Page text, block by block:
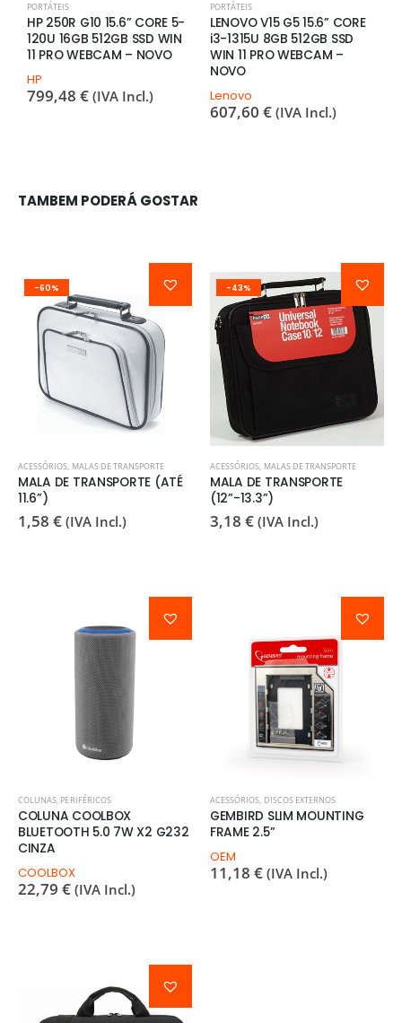
PORTÁTEIS
HP 250R G10 15.6” CORE 5-
120U 16GB 512GB SSD WIN
11 PRO WEBCAM – NOVO
HP
799,48 € (IVA Incl.)
PORTÁTEIS
LENOVO V15 G5 15.6” CORE
i3-1315U 8GB 512GB SSD
WIN 11 PRO WEBCAM –
NOVO
Lenovo
607,60 € (IVA Incl.)
TAMBEM PODERÁ GOSTAR
-60%
ACESSÓRIOS, MALAS DE TRANSPORTE
MALA DE TRANSPORTE (ATÉ
11.6”)
1,58 € (IVA Incl.)
-43%
ACESSÓRIOS, MALAS DE TRANSPORTE
MALA DE TRANSPORTE
(12”-13.3”)
3,18 € (IVA Incl.)
COLUNAS, PERIFÉRICOS
COLUNA COOLBOX
BLUETOOTH 5.0 7W X2 G232
CINZA
COOLBOX
22,79 € (IVA Incl.)
ACESSÓRIOS, DISCOS EXTERNOS
GEMBIRD SLIM MOUNTING
FRAME 2.5”
OEM
11,18 € (IVA Incl.)